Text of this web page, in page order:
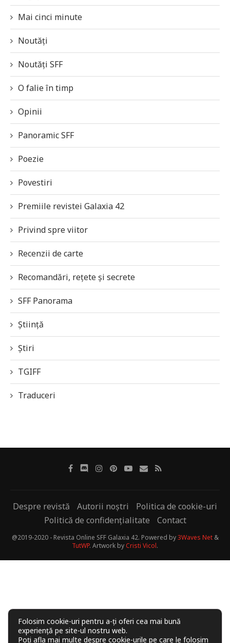
Mai cinci minute
Noutăți
Noutăți SFF
O falie în timp
Opinii
Panoramic SFF
Poezie
Povestiri
Premiile revistei Galaxia 42
Privind spre viitor
Recenzii de carte
Recomandări, rețete și secrete
SFF Panorama
Știință
Știri
TGIFF
Traduceri
Despre revistă Autorii noștri
Politica de cookie-uri
Politică de confidențialitate
Contact
@2019-2020 - Revista Online SFF Galaxia 42. Powered by3Waves Net&
TutWP. Artwork byCristi Vicol.
Folosim cookie-uri pentru a-ți oferi cea mai bună
experiență pe site-ul nostru web.
Poți afla mai multe despre cookie-urile pe care le folosim